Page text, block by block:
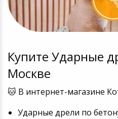
Купите Ударные
Москве
🐱 В интернет-магазине
Ударные дрели по